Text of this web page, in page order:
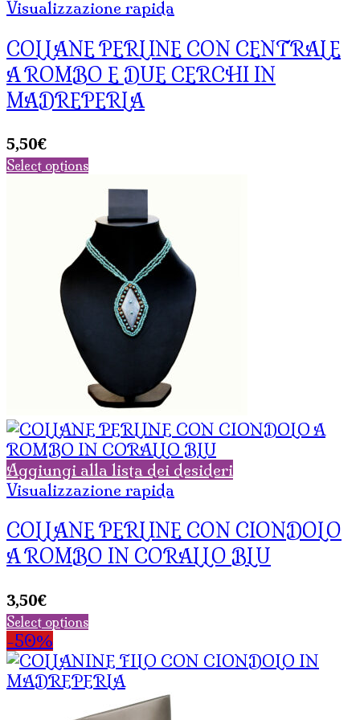
Visualizzazione rapida
COLLANE PERLINE CON CENTRALE
A ROMBO E DUE CERCHI IN
MADREPERLA
5,50€
Select options
Aggiungi alla lista dei desideri
Visualizzazione rapida
COLLANE PERLINE CON CIONDOLO
A ROMBO IN CORALLO BLU
3,50€
Select options
-50%